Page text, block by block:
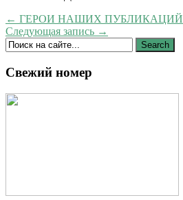
← ГЕРОИ НАШИХ ПУБЛИКАЦИЙ
Следующая запись →
Свежий номер